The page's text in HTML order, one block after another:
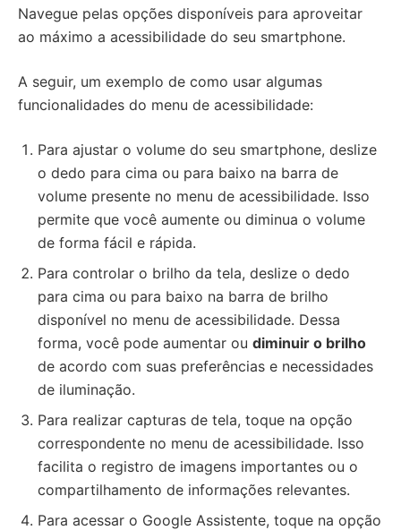
Navegue pelas opções disponíveis para aproveitar
ao máximo a acessibilidade do seu smartphone.
A seguir, um exemplo de como usar algumas
funcionalidades do menu de acessibilidade:
Para ajustar o volume do seu smartphone, deslize
o dedo para cima ou para baixo na barra de
volume presente no menu de acessibilidade. Isso
permite que você aumente ou diminua o volume
de forma fácil e rápida.
Para controlar o brilho da tela, deslize o dedo
para cima ou para baixo na barra de brilho
disponível no menu de acessibilidade. Dessa
forma, você pode aumentar ou diminuir o brilho
de acordo com suas preferências e necessidades
de iluminação.
Para realizar capturas de tela, toque na opção
correspondente no menu de acessibilidade. Isso
facilita o registro de imagens importantes ou o
compartilhamento de informações relevantes.
Para acessar o Google Assistente, toque na opção